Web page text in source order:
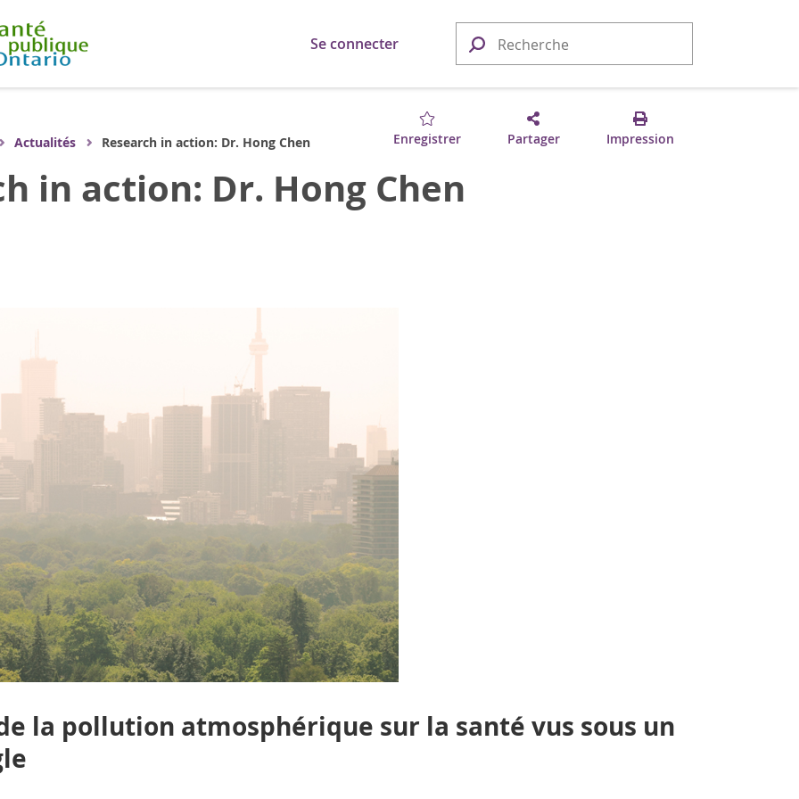
Se connecter
Enregistrer Partager Impression
Actualités Research in action: Dr. Hong Chen
in action: Dr. Hong Chen
la pollution atmosphérique sur la santé vus sous un